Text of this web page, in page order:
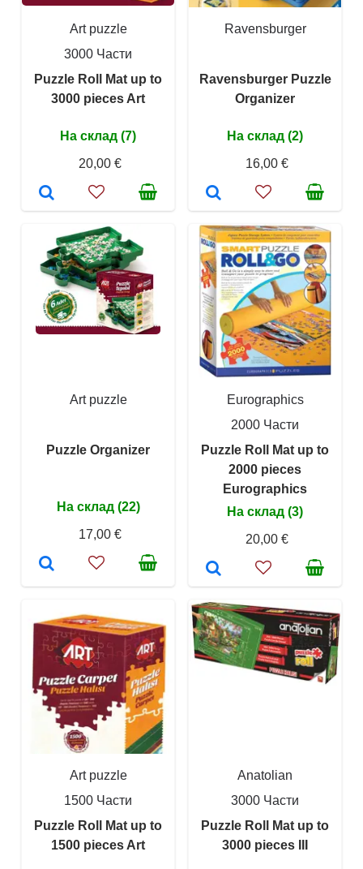
Art puzzle
3000 Части
Puzzle Roll Mat up to
3000 pieces Art
На склад (7)
20,00 €
Ravensburger
Ravensburger Puzzle
Organizer
На склад (2)
16,00 €
Art puzzle
Puzzle Organizer
На склад (22)
17,00 €
Eurographics
2000 Части
Puzzle Roll Mat up to
2000 pieces
Eurographics
На склад (3)
20,00 €
Art puzzle
1500 Части
Puzzle Roll Mat up to
1500 pieces Art
Anatolian
3000 Части
Puzzle Roll Mat up to
3000 pieces III